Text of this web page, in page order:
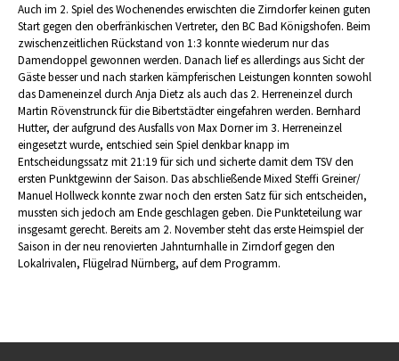
Auch im 2. Spiel des Wochenendes erwischten die Zirndorfer keinen guten
Start gegen den oberfränkischen Vertreter, den BC Bad Königshofen. Beim
zwischenzeitlichen Rückstand von 1:3 konnte wiederum nur das
Damendoppel gewonnen werden. Danach lief es allerdings aus Sicht der
Gäste besser und nach starken kämpferischen Leistungen konnten sowohl
das Dameneinzel durch Anja Dietz als auch das 2. Herreneinzel durch
Martin Rövenstrunck für die Bibertstädter eingefahren werden. Bernhard
Hutter, der aufgrund des Ausfalls von Max Dorner im 3. Herreneinzel
eingesetzt wurde, entschied sein Spiel denkbar knapp im
Entscheidungssatz mit 21:19 für sich und sicherte damit dem TSV den
ersten Punktgewinn der Saison. Das abschließende Mixed Steffi Greiner/
Manuel Hollweck konnte zwar noch den ersten Satz für sich entscheiden,
mussten sich jedoch am Ende geschlagen geben. Die Punkteteilung war
insgesamt gerecht. Bereits am 2. November steht das erste Heimspiel der
Saison in der neu renovierten Jahnturnhalle in Zirndorf gegen den
Lokalrivalen, Flügelrad Nürnberg, auf dem Programm.